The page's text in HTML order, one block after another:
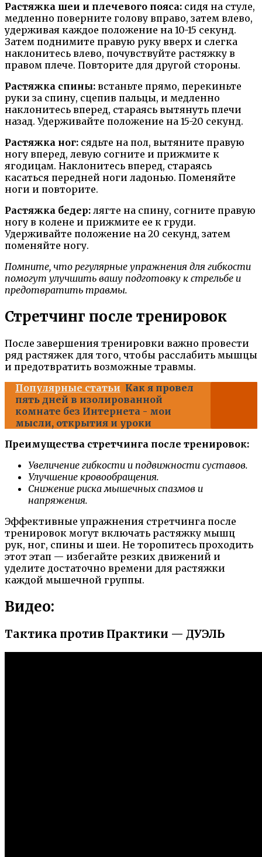
Растяжка шеи и плечевого пояса: сидя на стуле,
медленно поверните голову вправо, затем влево,
удерживая каждое положение на 10-15 секунд.
Затем поднимите правую руку вверх и слегка
наклонитесь влево, почувствуйте растяжку в
правом плече. Повторите для другой стороны.
Растяжка спины: встаньте прямо, перекиньте
руки за спину, сцепив пальцы, и медленно
наклонитесь вперед, стараясь вытянуть плечи
назад. Удерживайте положение на 15-20 секунд.
Растяжка ног: сядьте на пол, вытяните правую
ногу вперед, левую согните и прижмите к
ягодицам. Наклонитесь вперед, стараясь
касаться передней ноги ладонью. Поменяйте
ноги и повторите.
Растяжка бедер: лягте на спину, согните правую
ногу в колене и прижмите ее к груди.
Удерживайте положение на 20 секунд, затем
поменяйте ногу.
Помните, что регулярные упражнения для гибкости
помогут улучшить вашу подготовку к стрельбе и
предотвратить травмы.
Стретчинг после тренировок
После завершения тренировки важно провести
ряд растяжек для того, чтобы расслабить мышцы
и предотвратить возможные травмы.
Популярные статьи Как я провел
пять дней в изолированной
комнате без Интернета - мои
мысли, открытия и уроки
Преимущества стретчинга после тренировок:
Увеличение гибкости и подвижности суставов.
Улучшение кровообращения.
Снижение риска мышечных спазмов и
напряжения.
Эффективные упражнения стретчинга после
тренировок могут включать растяжку мышц
рук, ног, спины и шеи. Не торопитесь проходить
этот этап — избегайте резких движений и
уделите достаточно времени для растяжки
каждой мышечной группы.
Видео:
Тактика против Практики — ДУЭЛЬ